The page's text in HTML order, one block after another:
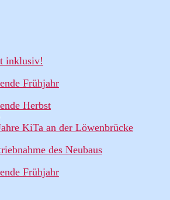
inklusiv!
Frühjahr
Herbst
KiTa an der Löwenbrücke
des Neubaus
Frühjahr